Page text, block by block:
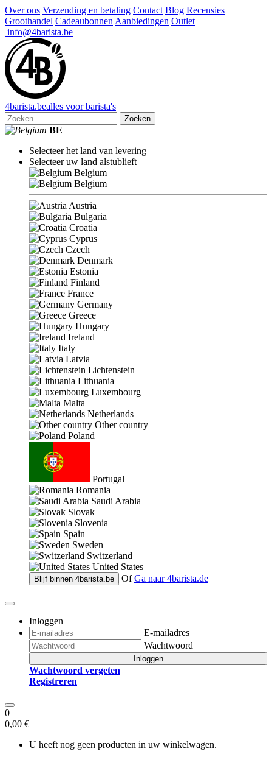
Over ons Verzending en betaling Contact Blog Recensies
Groothandel Cadeaubonnen Aanbiedingen Outlet
info@4barista.be
4barista.bealles voor barista's
Zoeken
BE
Selecteer het land van levering
Selecteer uw land alstublieft
Belgium
Belgium
Austria
Bulgaria
Croatia
Cyprus
Czech
Denmark
Estonia
Finland
France
Germany
Greece
Hungary
Ireland
Italy
Latvia
Lichtenstein
Lithuania
Luxembourg
Malta
Netherlands
Other country
Poland
Portugal
Romania
Saudi Arabia
Slovak
Slovenia
Spain
Sweden
Switzerland
United States
Blijf binnen 4barista.be Of Ga naar4barista.de
Inloggen
E-mailadres
Wachtwoord
Inloggen
Wachtwoord vergeten
Registreren
0
0,00 €
U heeft nog geen producten in uw winkelwagen.